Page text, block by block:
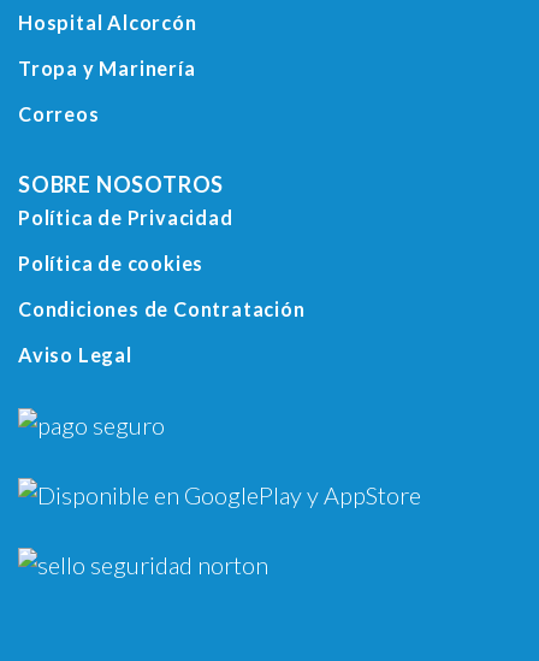
Hospital Alcorcón
Tropa y Marinería
Correos
SOBRE NOSOTROS
Política de Privacidad
Política de cookies
Condiciones de Contratación
Aviso Legal